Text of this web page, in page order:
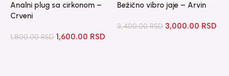
Analni plug sa cirkonom –
Crveni
1,800.00RSD 1,600.00 RSD
Bežično vibro jaje – Arvin
3,400.00RSD 3,000.00 RSD